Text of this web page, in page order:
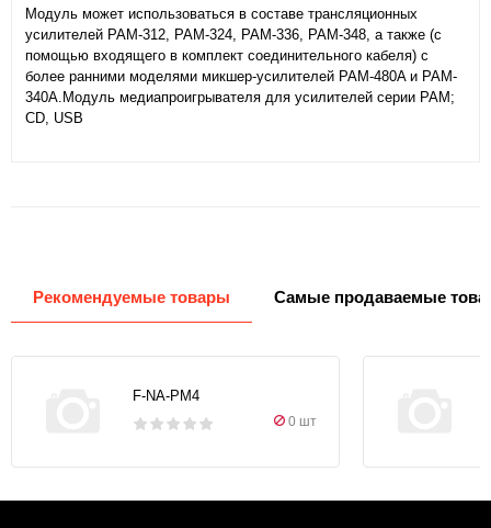
Модуль может использоваться в составе трансляционных
усилителей PAM-312, PAM-324, PAM-336, PAM-348, а также (с
помощью входящего в комплект соединительного кабеля) с
более ранними моделями микшер-усилителей PAM-480A и PAM-
340A.Модуль медиапроигрывателя для усилителей серии PAM;
CD, USB
Рекомендуемые товары Самые продаваемые
F-NA-PM4
0 шт